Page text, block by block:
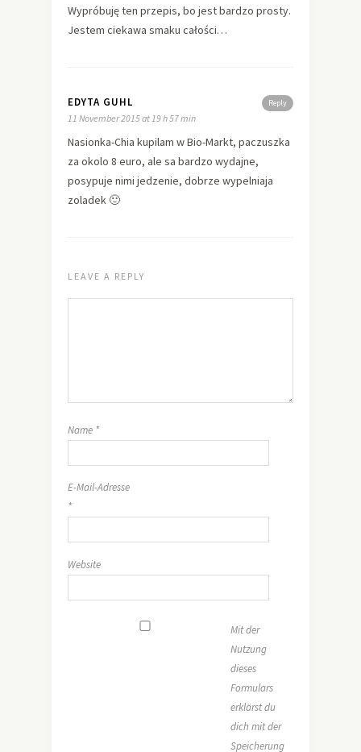
Wypróbuję ten przepis, bo jest bardzo prosty.
Jestem ciekawa smaku całości…
Reply
EDYTA GUHL
11 November 2015 at 19 h 57 min
Nasionka-Chia kupilam w Bio-Markt, paczuszka
za okolo 8 euro, ale sa bardzo wydajne,
posypuje nimi jedzenie, dobrze wypelniaja
zoladek 🙂
LEAVE A REPLY
Name *
E-Mail-Adresse
*
Website
Mit der
Nutzung
dieses
Formulars
erklärst du
dich mit der
Speicherung